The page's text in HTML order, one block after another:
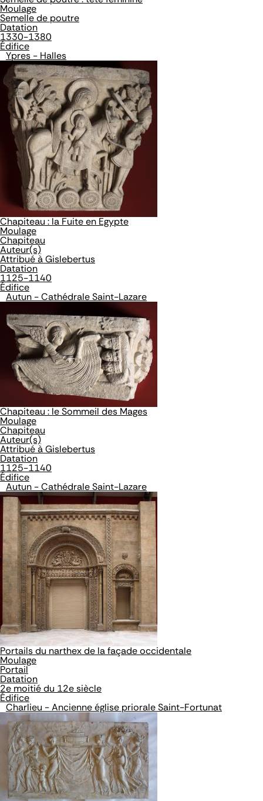
Moulage
Semelle de poutre
Datation
1330-1380
Édifice
Ypres - Halles
Chapiteau : la Fuite en Egypte
Moulage
Chapiteau
Auteur(s)
Attribué à Gislebertus
Datation
1125-1140
Édifice
Autun - Cathédrale Saint-Lazare
Chapiteau : le Sommeil des Mages
Moulage
Chapiteau
Auteur(s)
Attribué à Gislebertus
Datation
1125-1140
Édifice
Autun - Cathédrale Saint-Lazare
Portails du narthex de la façade occidentale
Moulage
Portail
Datation
2e moitié du 12e siècle
Édifice
Charlieu - Ancienne église priorale Saint-Fortunat